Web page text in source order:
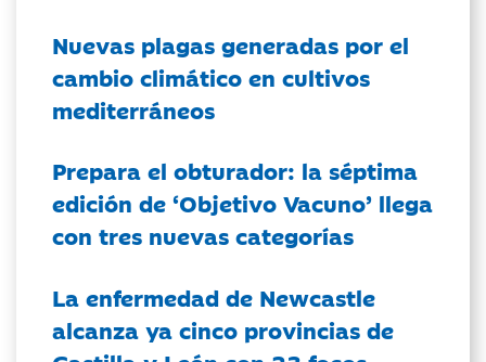
Nuevas plagas generadas por el
cambio climático en cultivos
mediterráneos
Prepara el obturador: la séptima
edición de ‘Objetivo Vacuno’ llega
con tres nuevas categorías
La enfermedad de Newcastle
alcanza ya cinco provincias de